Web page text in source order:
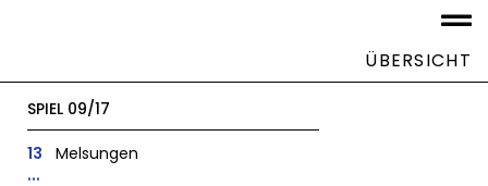
ÜBERSICHT
SPIEL 09/17
13 Melsungen
...